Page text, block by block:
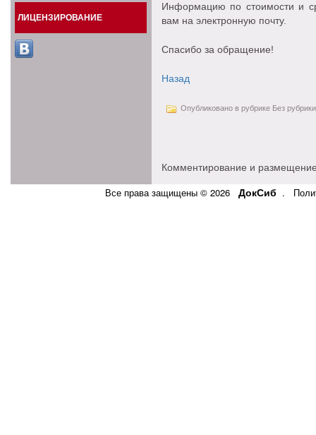
ЛИЦЕНЗИРОВАНИЕ
Информацию по стоимости и
вам на электронную почту.
Спасибо за обращение!
Назад
Опубликовано в рубрике Без рубрики
Комментирование и
Все права защищены © 2026 ДокСиб .